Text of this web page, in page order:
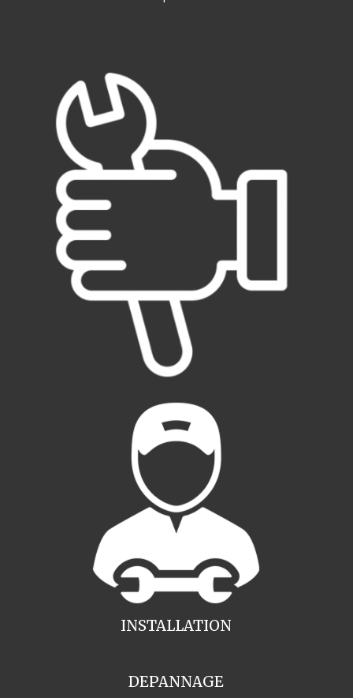
INSTALLATION
DEPANNAGE